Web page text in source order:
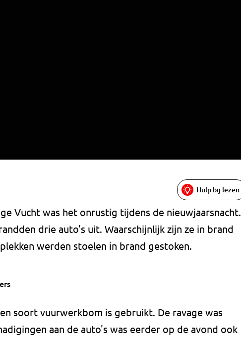
Hulp bij lezen
Vucht was het onrustig tijdens de nieuwjaarsnacht.
drie auto's uit. Waarschijnlijk zijn ze in brand
werden stoelen in brand gestoken.
soort vuurwerkbom is gebruikt. De ravage was
aan de auto's was eerder op de avond ook